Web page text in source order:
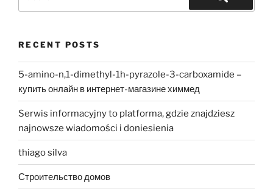
Search
RECENT POSTS
5-amino-n,1-dimethyl-1h-pyrazole-3-carboxamide –
купить онлайн в интернет-магазине химмед
Serwis informacyjny to platforma, gdzie znajdziesz
najnowsze wiadomości i doniesienia
thiago silva
Строительство домов